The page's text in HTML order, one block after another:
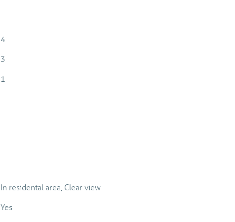
4
3
1
In residental area, Clear view
Yes